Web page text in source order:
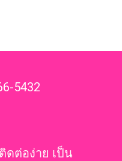
5432
ดต่อง่าย เป็น